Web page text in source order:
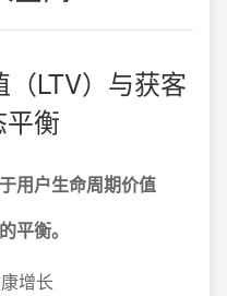
LTV）与获客
衡
用户生命周期价值
平衡。
增长